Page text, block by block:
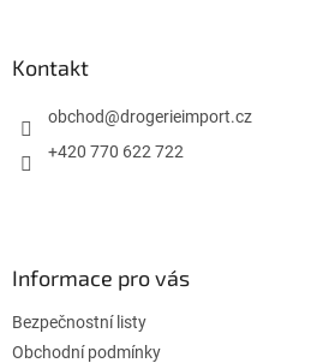
Kontakt
obchod@drogerieimport.cz
+420 770 622 722
Informace pro vás
Bezpečnostní listy
Obchodní podmínky